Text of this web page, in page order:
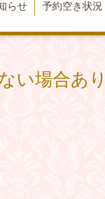
らせ 予約空き状
い場合あ